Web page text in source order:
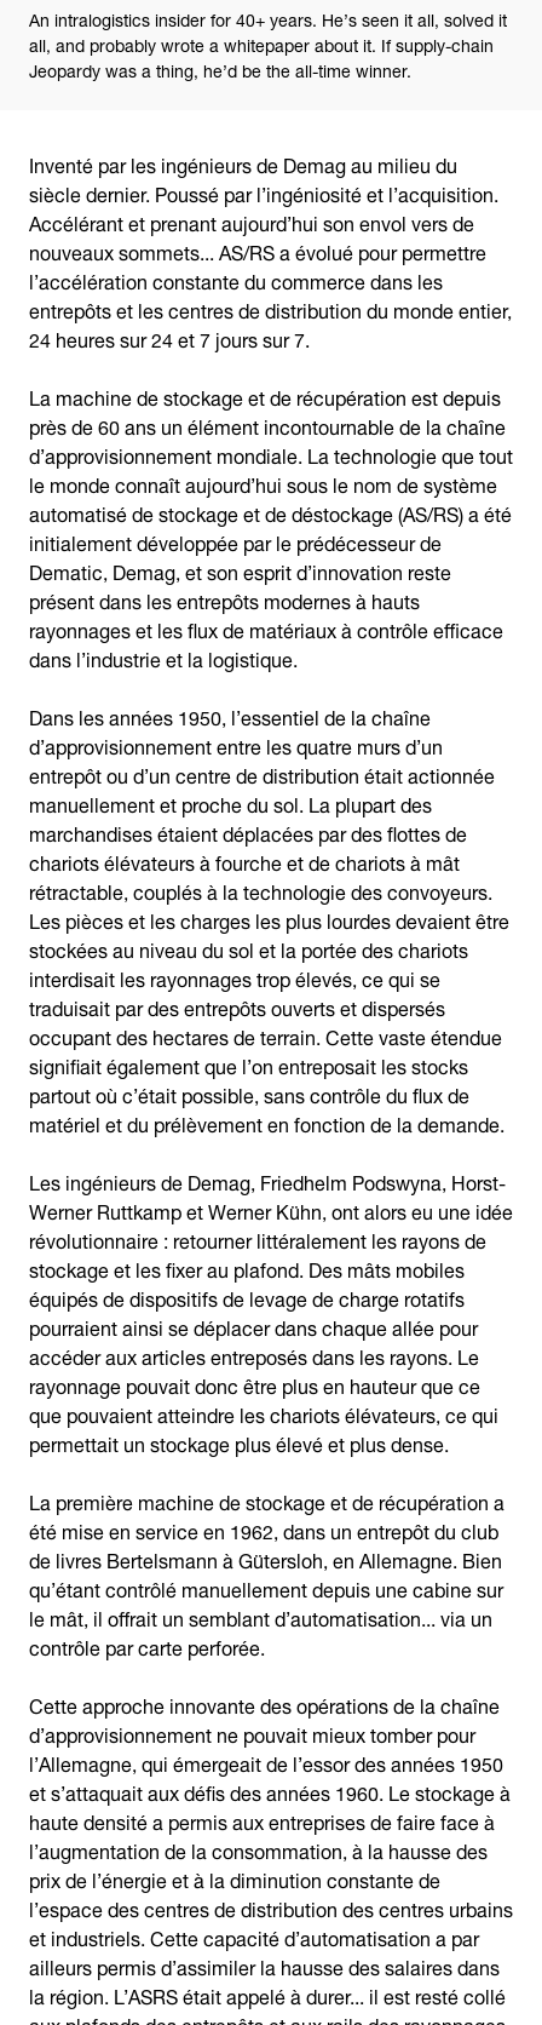
An intralogistics insider for 40+ years. He’s seen it all, solved it
all, and probably wrote a whitepaper about it. If supply-chain
Jeopardy was a thing, he’d be the all-time winner.
Inventé par les ingénieurs de Demag au milieu du
siècle dernier. Poussé par l’ingéniosité et l’acquisition.
Accélérant et prenant aujourd’hui son envol vers de
nouveaux sommets... AS/RS a évolué pour permettre
l’accélération constante du commerce dans les
entrepôts et les centres de distribution du monde entier,
24 heures sur 24 et 7 jours sur 7.
La machine de stockage et de récupération est depuis
près de 60 ans un élément incontournable de la chaîne
d’approvisionnement mondiale. La technologie que tout
le monde connaît aujourd’hui sous le nom de système
automatisé de stockage et de déstockage (AS/RS) a été
initialement développée par le prédécesseur de
Dematic, Demag, et son esprit d’innovation reste
présent dans les entrepôts modernes à hauts
rayonnages et les flux de matériaux à contrôle efficace
dans l’industrie et la logistique.
Dans les années 1950, l’essentiel de la chaîne
d’approvisionnement entre les quatre murs d’un
entrepôt ou d’un centre de distribution était actionnée
manuellement et proche du sol. La plupart des
marchandises étaient déplacées par des flottes de
chariots élévateurs à fourche et de chariots à mât
rétractable, couplés à la technologie des convoyeurs.
Les pièces et les charges les plus lourdes devaient être
stockées au niveau du sol et la portée des chariots
interdisait les rayonnages trop élevés, ce qui se
traduisait par des entrepôts ouverts et dispersés
occupant des hectares de terrain. Cette vaste étendue
signifiait également que l’on entreposait les stocks
partout où c’était possible, sans contrôle du flux de
matériel et du prélèvement en fonction de la demande.
Les ingénieurs de Demag, Friedhelm Podswyna, Horst-
Werner Ruttkamp et Werner Kühn, ont alors eu une idée
révolutionnaire : retourner littéralement les rayons de
stockage et les fixer au plafond. Des mâts mobiles
équipés de dispositifs de levage de charge rotatifs
pourraient ainsi se déplacer dans chaque allée pour
accéder aux articles entreposés dans les rayons. Le
rayonnage pouvait donc être plus en hauteur que ce
que pouvaient atteindre les chariots élévateurs, ce qui
permettait un stockage plus élevé et plus dense.
La première machine de stockage et de récupération a
été mise en service en 1962, dans un entrepôt du club
de livres Bertelsmann à Gütersloh, en Allemagne. Bien
qu’étant contrôlé manuellement depuis une cabine sur
le mât, il offrait un semblant d’automatisation... via un
contrôle par carte perforée.
Cette approche innovante des opérations de la chaîne
d’approvisionnement ne pouvait mieux tomber pour
l’Allemagne, qui émergeait de l’essor des années 1950
et s’attaquait aux défis des années 1960. Le stockage à
haute densité a permis aux entreprises de faire face à
l’augmentation de la consommation, à la hausse des
prix de l’énergie et à la diminution constante de
l’espace des centres de distribution des centres urbains
et industriels. Cette capacité d’automatisation a par
ailleurs permis d’assimiler la hausse des salaires dans
la région. L’ASRS était appelé à durer... il est resté collé